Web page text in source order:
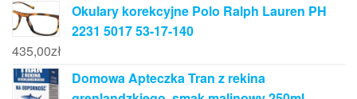
Okulary korekcyjne Polo Ralph Lauren PH
2231 5017 53-17-140
435,00zł
Domowa Apteczka Tran z rekina